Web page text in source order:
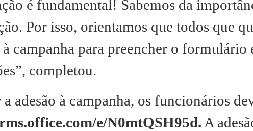
é fundamental! Sabemos da
Por isso, orientamos que todos que
à campanha para preencher o
completou.
a adesão à campanha, os funcionários
e/N0mtQSH95d. A